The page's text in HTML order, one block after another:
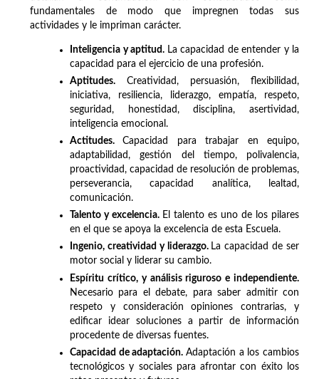
fundamentales de modo que impregnen todas sus
actividades y le impriman carácter.
Inteligencia y aptitud. La capacidad de entender y la
capacidad para el ejercicio de una profesión.
Aptitudes. Creatividad, persuasión, flexibilidad,
iniciativa, resiliencia, liderazgo, empatía, respeto,
seguridad, honestidad, disciplina, asertividad,
inteligencia emocional.
Actitudes.Capacidad para trabajar en equipo,
adaptabilidad, gestión del tiempo, polivalencia,
proactividad, capacidad de resolución de problemas,
perseverancia, capacidad analítica, lealtad,
comunicación.
Talento y excelencia. El talento es uno de los pilares
en el que se apoya la excelencia de esta Escuela.
Ingenio, creatividad y liderazgo. La capacidad de ser
motor social y liderar su cambio.
Espíritu crítico, y análisis riguroso e independiente.
Necesario para el debate, para saber admitir con
respeto y consideración opiniones contrarias, y
edificar idear soluciones a partir de información
procedente de diversas fuentes.
Capacidad de adaptación. Adaptación a los cambios
tecnológicos y sociales para afrontar con éxito los